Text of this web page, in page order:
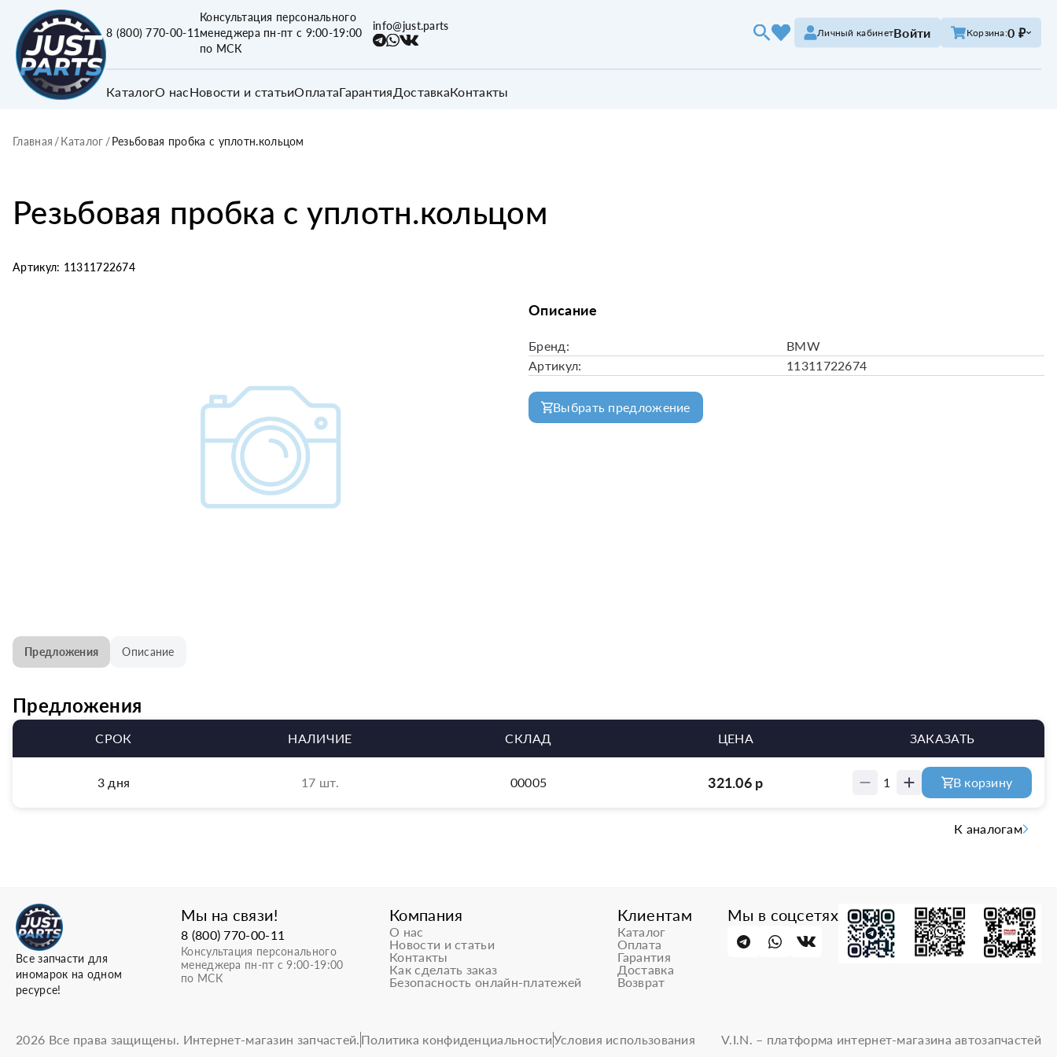
8 (800) 770-00-11
Консультация персонального
менеджера пн-пт с 9:00-19:00
по МСК
info@just.parts Личный кабинетВойти Корзина:0 ₽
КаталогО насНовости и статьиОплатаГарантия ДоставкаКонтакты
Главная /Каталог /Резьбовая пробка с уплотн.кольцом
Резьбовая пробка с уплотн.кольцом
Артикул: 11311722674
Описание
Бренд:
BMW
Артикул:
11311722674
Выбрать предложение
Предложения Описание
Предложения
СРОК НАЛИЧИЕ СКЛАД ЦЕНА ЗАКАЗАТЬ
3 дня 17 шт. 00005 321.06 р 1 В корзину
К аналогам
Все запчасти для
иномарок на одном
ресурсе!
Мы на связи!
8 (800) 770-00-11
Консультация персонального
менеджера пн-пт с 9:00-19:00
по МСК
Компания
О нас
Новости и статьи
Контакты
Как сделать заказ
Безопасность онлайн-платежей
Клиентам
Каталог
Оплата
Гарантия
Доставка
Возврат
Мы в соцсетях
2026 Все права защищены. Интернет-магазин запчастей. Политика конфиденциальностиУсловия использования V.I.N. – платформа интернет-магазина автозапчастей